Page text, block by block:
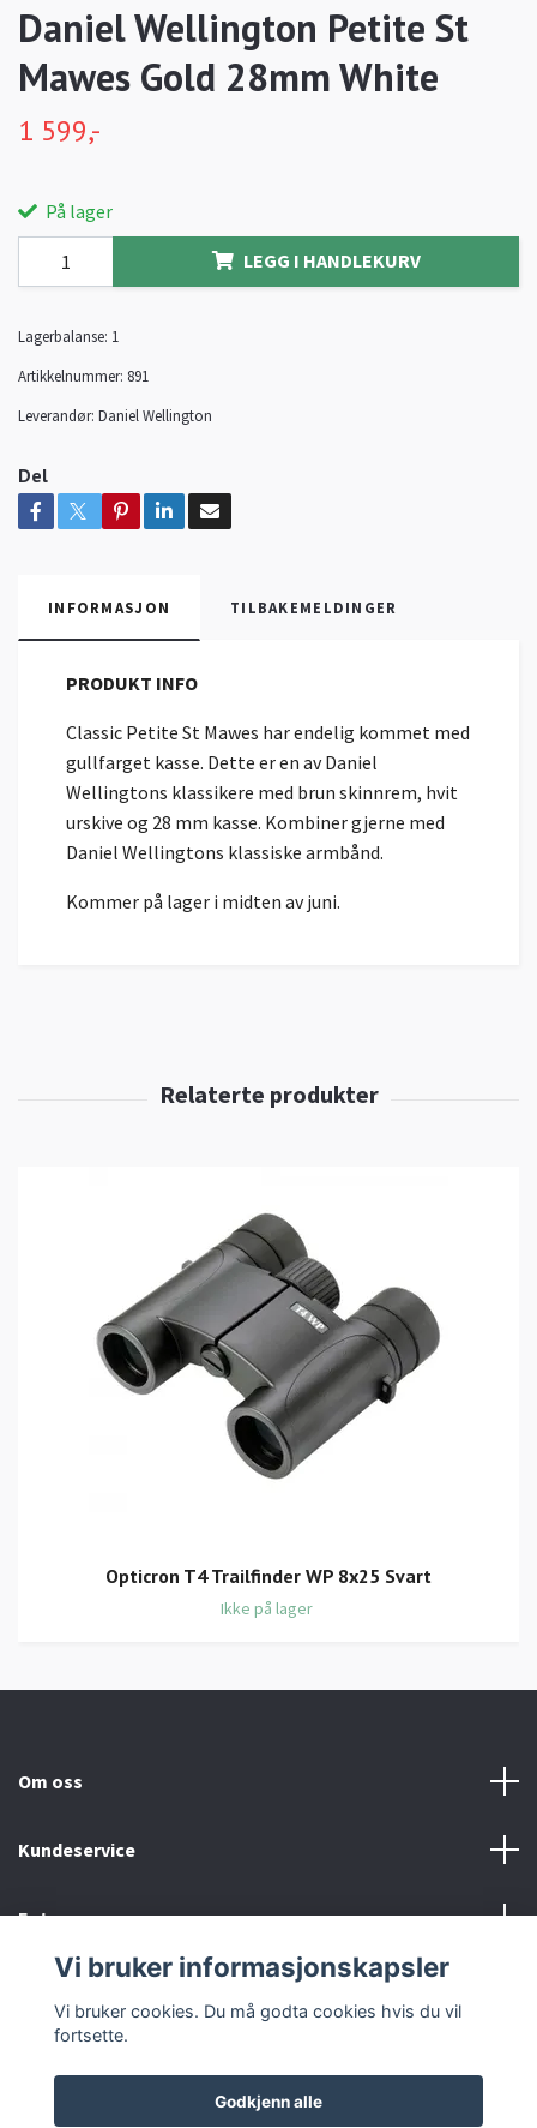
Daniel Wellington Petite St
Mawes Gold 28mm White
1 599,-
På lager
LEGG I HANDLEKURV
Lagerbalanse: 1
Artikkelnummer: 891
Leverandør: Daniel Wellington
Del
INFORMASJON TILBAKEMELDINGER
PRODUKT INFO
Classic Petite St Mawes har endelig kommet med
gullfarget kasse. Dette er en av Daniel
Wellingtons klassikere med brun skinnrem, hvit
urskive og 28 mm kasse. Kombiner gjerne med
Daniel Wellingtons klassiske armbånd.
Kommer på lager i midten av juni.
Opticron T4 Trailfinder WP 8x25 Svart
Ikke på lager
Om oss
Kundeservice
Fotmeny
Sosiale medier
Vi bruker informasjonskapsler
Vi bruker cookies. Du må godta cookies hvis du vil
fortsette.
Godkjenn alle